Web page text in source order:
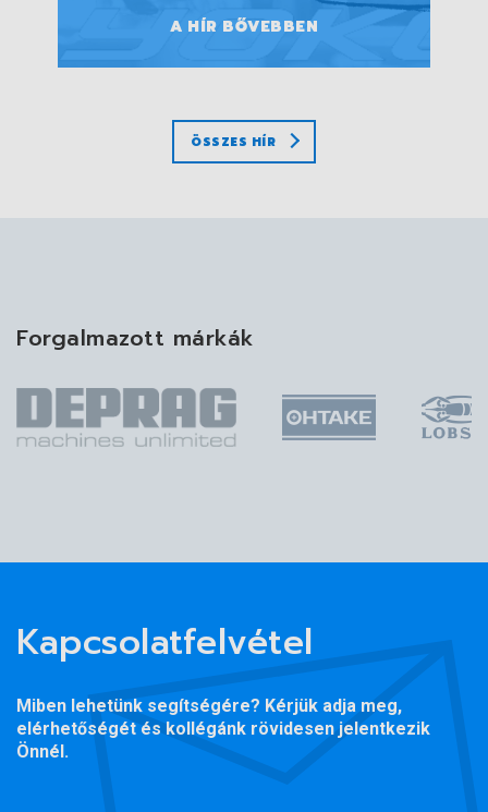
A HÍR BŐVEBBEN
ÖSSZES HÍR
Forgalmazott márkák
Kapcsolatfelvétel
Miben lehetünk segítségére? Kérjük adja meg,
elérhetőségét és kollégánk rövidesen jelentkezik
Önnél.